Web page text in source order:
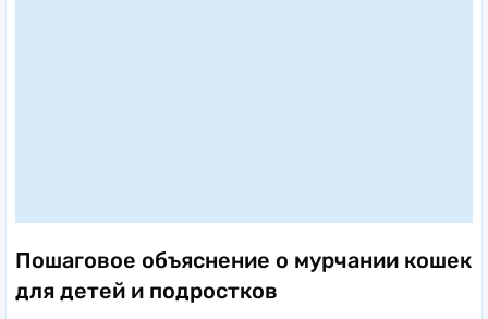
Пошаговое объяснение о мурчании кошек
для детей и подростков